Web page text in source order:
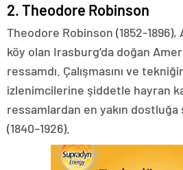
2. Theodore Robinson
Theodore Robinson (1852-1896),
köy olan Irasburg’da doğan
ressamdı. Çalışmasını ve
izlenimcilerine şiddetle hayran
ressamlardan en yakın dostluğa
(1840–1926).